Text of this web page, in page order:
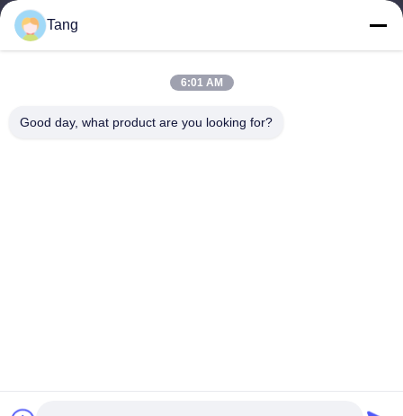
Contattaci
Categorie
Spuntino della fava
Tang
6:01 AM
Good day, what product are you looking for?